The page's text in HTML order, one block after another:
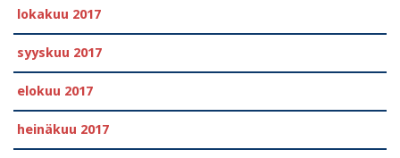
lokakuu 2017
syyskuu 2017
elokuu 2017
heinäkuu 2017